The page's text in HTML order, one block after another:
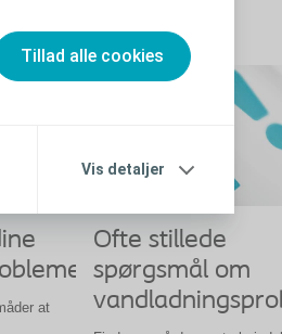
Tillad alle cookies
Vis detaljer
at
Ofte stillede
spørgsmål om